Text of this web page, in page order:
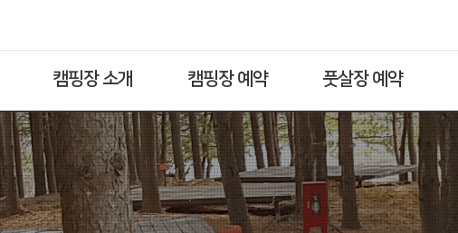
캠핑장 소개 캠핑장 예약 풋살장 예약